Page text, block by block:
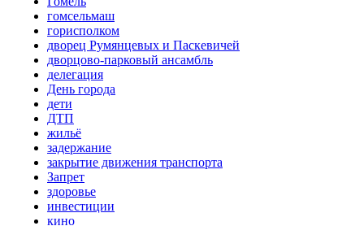
гомсельмаш
горисполком
дворец Румянцевых и Паскевичей
дворцово-парковый ансамбль
делегация
День города
дети
ДТП
жильё
задержание
закрытие движения транспорта
Запрет
здоровье
инвестиции
кино